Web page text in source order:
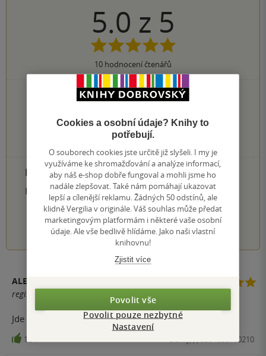
5.0 z 5
10 hodnocení čtenářů
10×
5 hvězdiček
0×
3 hvězdičky
0×
2 hvězdičky
0×
PŘIDEJTE SVÉ HODNOCENÍ PRODUKTU
Hodnocení našich knihkupců: 0.0 z 5
1 2 3 4 5
ALEXANDRA VLKOVÁ
registrovaný uživatel
Jde použít při osobním odběru?
124 Dárky, , , 8594035760210
Cookies a osobní údaje? Knihy to
potřebují.
O souborech cookies jste určitě již slyšeli. I my je
využíváme ke shromažďování a analýze informací,
aby náš e-shop dobře fungoval a mohli jsme ho
nadále zlepšovat. Také nám pomáhají ukazovat
lepší a cílenější reklamu. Žádných 50 odstínů, ale
klidně Vergilia v originále. Váš souhlas může předat
marketingovým platformám i některé vaše osobní
údaje. Ale vše bedlivě hlídáme. Jako naši vlastní
knihovnu!
Zjistit více
Povolit vše
Povolit pouze nezbytné
Nastavení